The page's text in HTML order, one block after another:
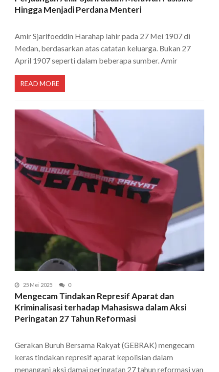
Hingga Menjadi Perdana Menteri
Amir Sjarifoeddin Harahap lahir pada 27 Mei 1907 di
Medan, berdasarkan atas catatan keluarga. Bukan 27
April 1907 seperti dalam beberapa sumber. Amir
READ MORE
25 Mei 2025 0
Mengecam Tindakan Represif Aparat dan
Kriminalisasi terhadap Mahasiswa dalam Aksi
Peringatan 27 Tahun Reformasi
Gerakan Buruh Bersama Rakyat (GEBRAK) mengecam
keras tindakan represif aparat kepolisian dalam
menangani aksi damai peringatan 27 tahun reformasi yan